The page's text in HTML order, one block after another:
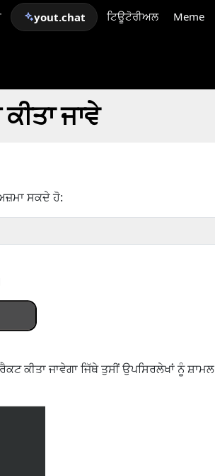
yout.chat ਟਿਊਟੋਰੀਅਲ Meme
ਜਾਵੇ
ਸਕਦੇ ਹੋ:
ਕੀਤਾ ਜਾਵੇਗਾ ਜਿੱਥੇ ਤੁਸੀਂ ਉਪਸਿਰਲੇਖਾਂ ਨੂੰ ਸ਼ਾਮਲ